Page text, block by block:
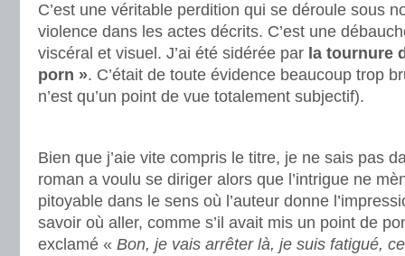
C’est une véritable perdition qui se déroule sous
violence dans les actes décrits. C’est une
viscéral et visuel. J’ai été sidérée par la tournure
porn ». C’était de toute évidence beaucoup trop
n’est qu’un point de vue totalement subjectif).
Bien que j’aie vite compris le titre, je ne sais pas
roman a voulu se diriger alors que l’intrigue ne
pitoyable dans le sens où l’auteur donne
savoir où aller, comme s’il avait mis un point de
exclamé « Bon, je vais arrêter là, je suis fatigué,